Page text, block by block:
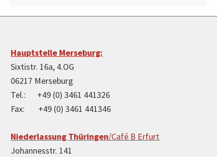
Footer
Hauptstelle Merseburg:
Sixtistr. 16a, 4.OG
06217 Merseburg
Tel.: +49 (0) 3461 441326
Fax: +49 (0) 3461 441346
Niederlassung Thüringen/Café B Erfurt
Johannesstr. 141